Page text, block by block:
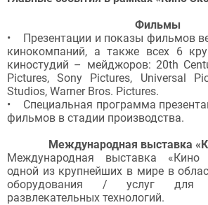
Фильмы
• Презентации и показы фильмов
кинокомпаний, а также всех 6
киностудий – мейджоров: 20th
Pictures, Sony Pictures, Universal
Studios, Warner Bros. Pictures.
• Специальная программа
фильмов в стадии производства.
Международная выставка
Международная выставка «Кино
одной из крупнейших в мире в
оборудования / услуг для
развлекательных технологий.